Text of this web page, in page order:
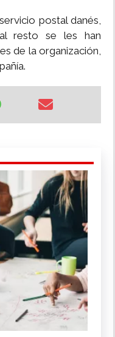
postal danés,
resto se les han
de la organización,